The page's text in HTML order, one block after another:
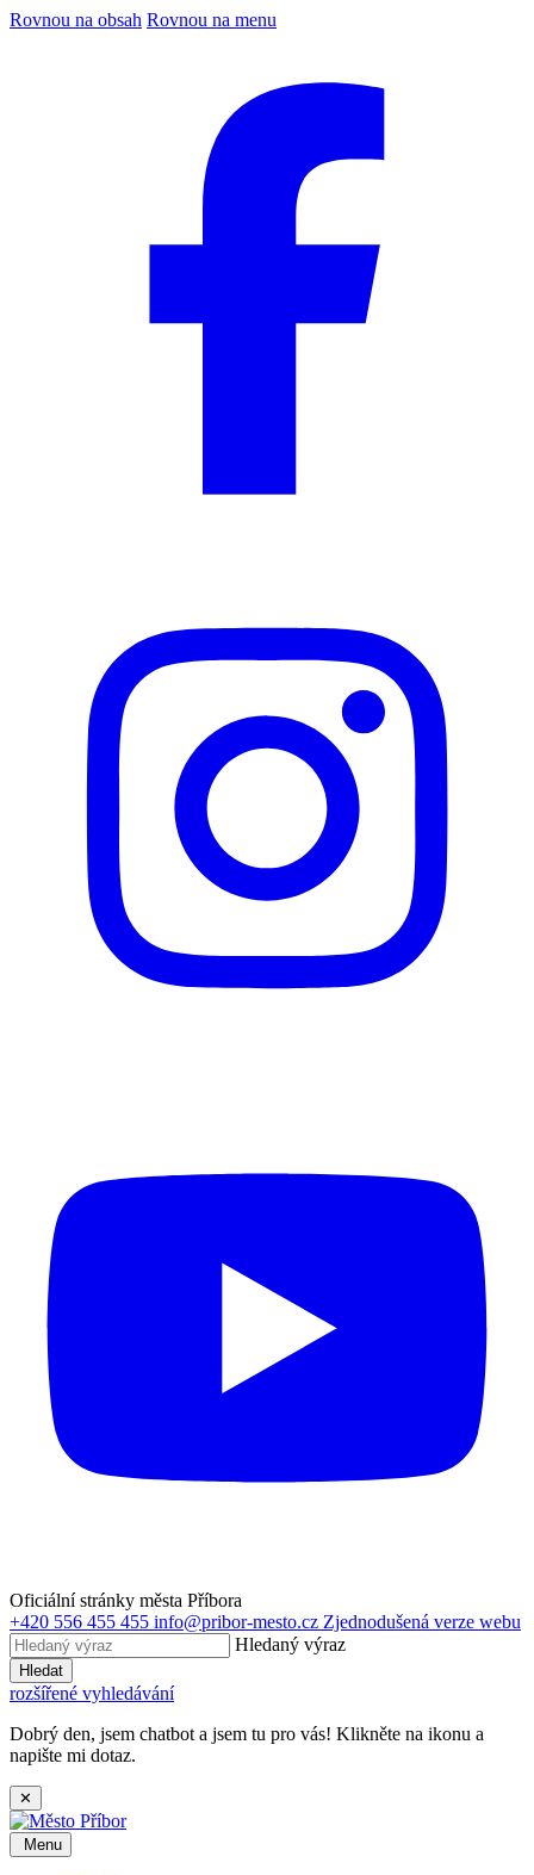
Rovnou na obsah Rovnou na menu
Oficiální stránky města Příbora
+420 556 455 455 info@pribor-mesto.cz Zjednodušená verze webu
Hledaný výraz
Hledat
rozšířené vyhledávání
Dobrý den, jsem chatbot a jsem tu pro vás! Klikněte na ikonu a
napište mi dotaz.
✕
Menu